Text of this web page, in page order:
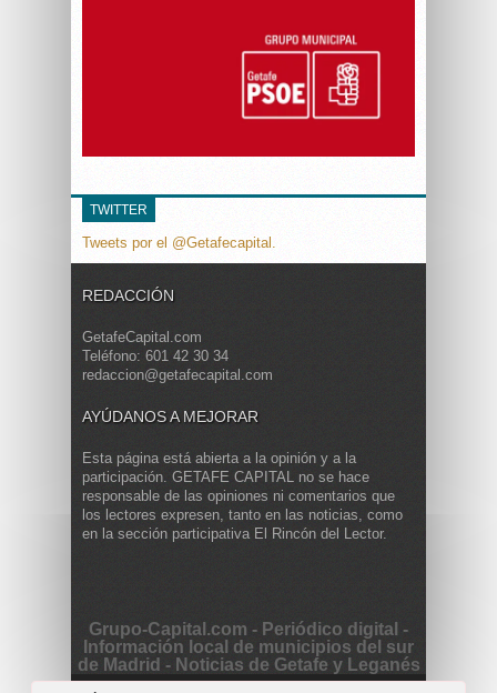
TWITTER
Tweets por el @Getafecapital.
REDACCIÓN
GetafeCapital.com
Teléfono: 601 42 30 34
redaccion@getafecapital.com
AYÚDANOS A MEJORAR
Esta página está abierta a la opinión y a la
participación. GETAFE CAPITAL no se hace
responsable de las opiniones ni comentarios que
los lectores expresen, tanto en las noticias, como
en la sección participativa El Rincón del Lector.
Grupo-Capital.com - Periódico digital -
Información local de municipios del sur
de Madrid - Noticias de Getafe y Leganés